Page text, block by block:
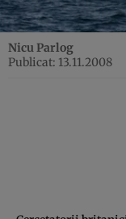
Nicu Parlog
Publicat: 13.11.2008